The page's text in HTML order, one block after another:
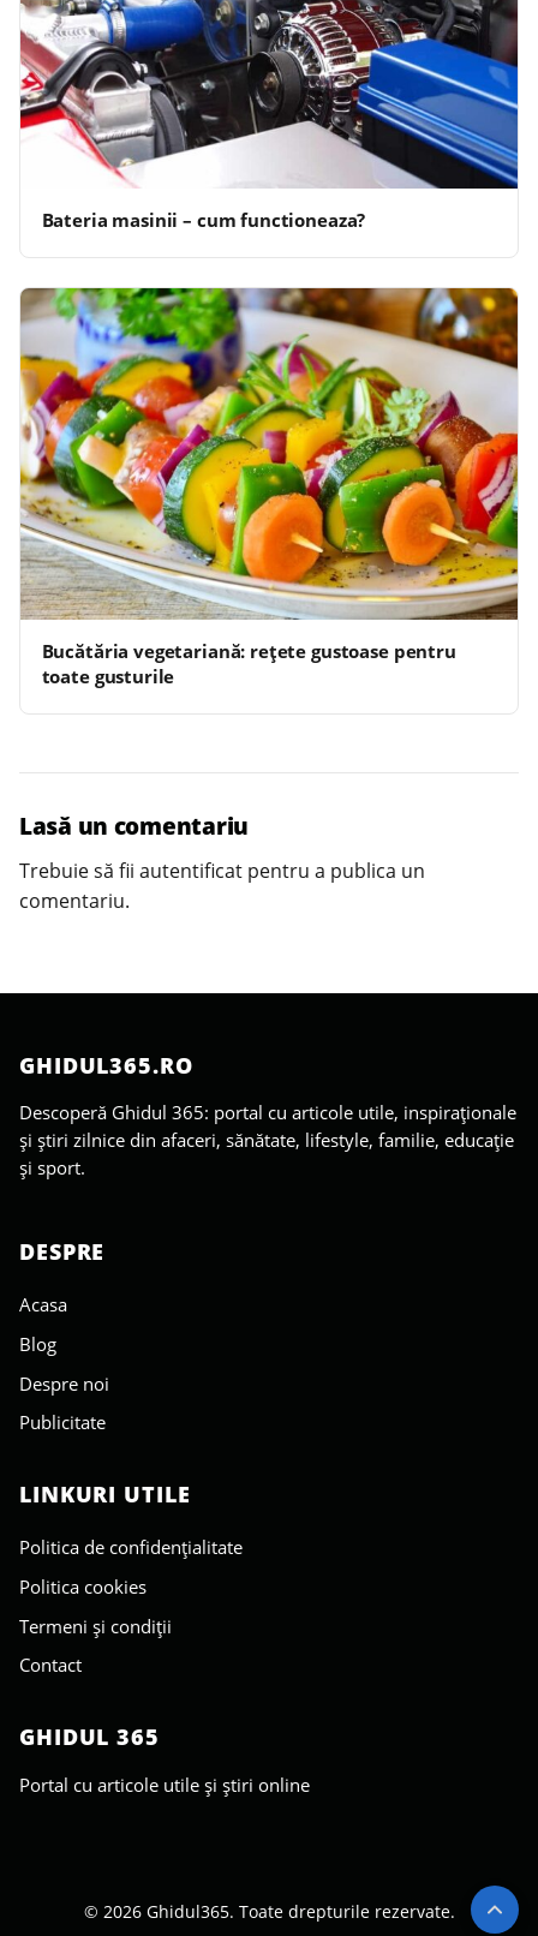
Bateria masinii – cum functioneaza?
Bucătăria vegetariană: rețete gustoase pentru
toate gusturile
Lasă un comentariu
Trebuie să fii autentificat pentru a publica un
comentariu.
GHIDUL365.RO
Descoperă Ghidul 365: portal cu articole utile, inspiraționale
și știri zilnice din afaceri, sănătate, lifestyle, familie, educație
și sport.
DESPRE
Acasa
Blog
Despre noi
Publicitate
LINKURI UTILE
Politica de confidențialitate
Politica cookies
Termeni și condiții
Contact
GHIDUL 365
Portal cu articole utile și știri online
© 2026 Ghidul365. Toate drepturile rezervate.